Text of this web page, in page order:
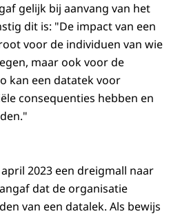
gelijk bij aanvang van het
dit is: "De impact van een
voor de individuen van wie
maar ook voor de
kan een datatek voor
consequenties hebben en
2023 een dreigmall naar
dat de organisatie
van een datalek. Als bewijs